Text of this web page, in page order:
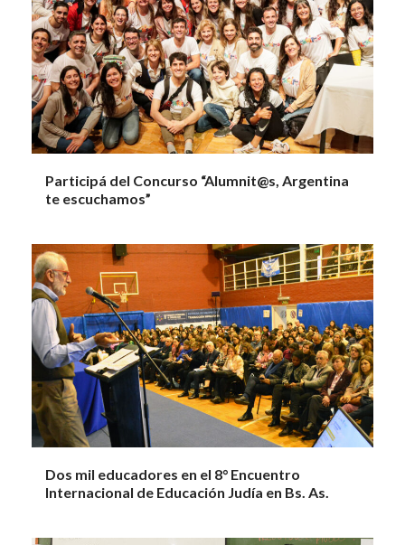
Participá del Concurso “Alumnit@s, Argentina
te escuchamos”
Dos mil educadores en el 8° Encuentro
Internacional de Educación Judía en Bs. As.